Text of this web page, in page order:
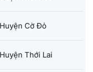
Huyện Cờ Đỏ
Huyện Thới Lai